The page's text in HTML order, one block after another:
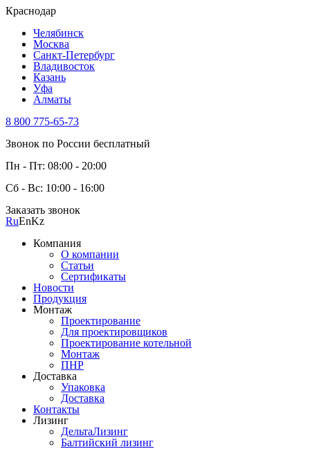
Краснодар
Челябинск
Москва
Санкт-Петербург
Владивосток
Казань
Уфа
Алматы
8 800 775-65-73
Звонок по России бесплатный
Пн - Пт: 08:00 - 20:00
Сб - Вс: 10:00 - 16:00
Заказать звонок
RuEnKz
Компания
О компании
Статьи
Сертификаты
Новости
Продукция
Монтаж
Проектирование
Для проектировщиков
Проектирование котельной
Монтаж
ПНР
Доставка
Упаковка
Доставка
Контакты
Лизинг
ДельтаЛизинг
Балтийский лизинг